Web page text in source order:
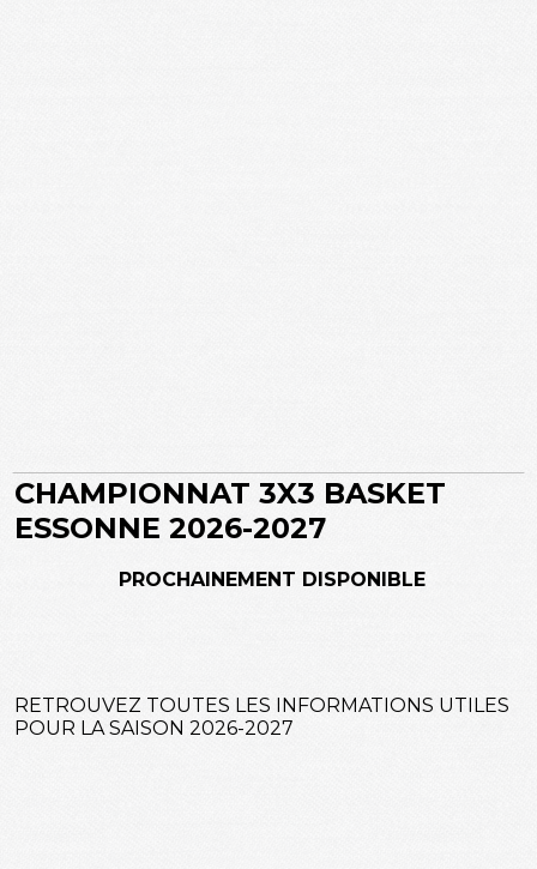
CHAMPIONNAT 3X3 BASKET
ESSONNE 2026-2027
PROCHAINEMENT DISPONIBLE
RETROUVEZ TOUTES LES INFORMATIONS UTILES
POUR LA SAISON 2026-2027